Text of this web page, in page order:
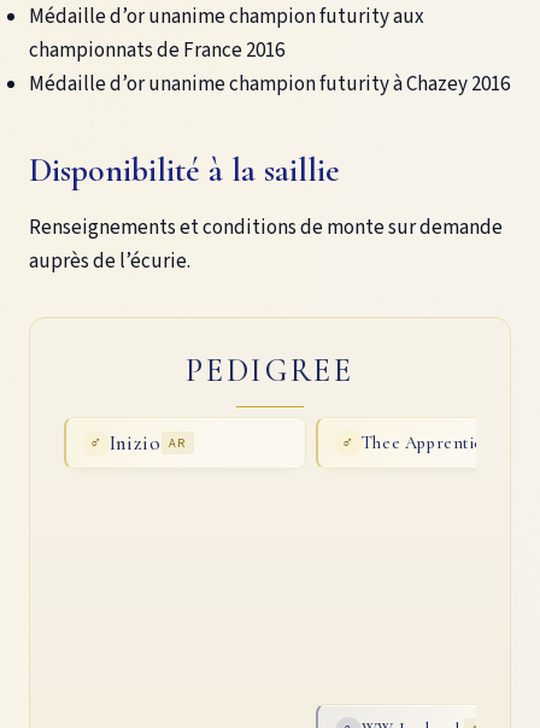
Médaille d’or unanime champion futurity aux
championnats de France 2016
Médaille d’or unanime champion futurity à Chazey 2016
Disponibilité à la saillie
Renseignements et conditions de monte sur demande
auprès de l’écurie.
PEDIGREE
♂ Inizio AR ♂ Thee Apprentice